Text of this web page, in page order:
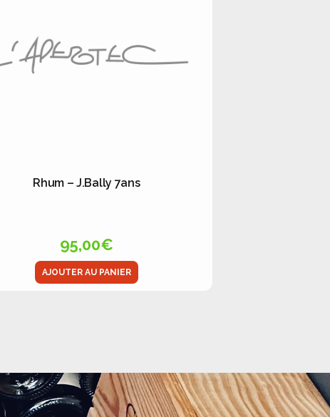
Rhum – J.Bally 7ans
95,00€
AJOUTER AU PANIER